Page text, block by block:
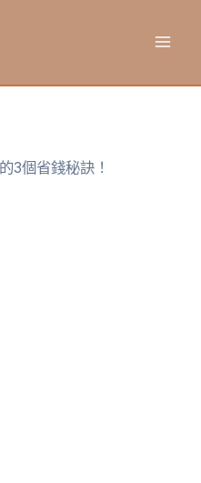
3個省錢秘訣！